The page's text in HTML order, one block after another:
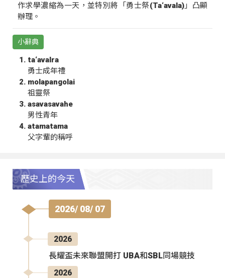
作求學濃縮為一天，並特別將「勇士祭(Ta‘avala)」凸顯
辦理。
小辭典
ta‘avalra
勇士成年禮
molapangolai
祖靈祭
asavasavahe
男性青年
atamatama
父字輩的稱呼
歷史上的今天
2026/ 08/ 07
2026
長耀盃未來聯盟開打 UBA和SBL同場競技
2026